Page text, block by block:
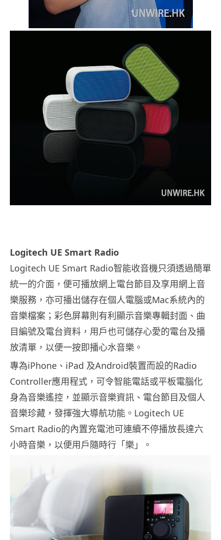
Logitech UE Smart Radio
Logitech UE Smart Radio智能收音機只須透過簡單
統一的介面，便可播放網上電台節目及享用網上音
樂服務，亦可播出儲存在個人電腦或Mac系統內的
音樂檔案；彩色屏幕則有利顯示音樂專輯封面、曲
目編號及電台資料，用戶也可儲存心愛的電台及播
放清單，以便一按即播心水音樂。
專為iPhone、iPad 及Android裝置而設的Radio
Controller應用程式，可令智能電話或平板電腦化
身為音樂遙控，並顯示音樂資訊、電台節目及個人
音樂珍藏，發揮強大導航功能。Logitech UE
Smart Radio的內置充電池可連續不停播放長達六
小時音樂，以便用戶隨時行「樂」。